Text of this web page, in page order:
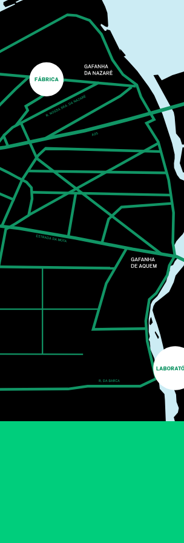
EM FAMÍLIA
repleto de cores, formas e texturas
à espera de serem descobertas. A partir
de exploração pelo jardim, recolhem-
naturais para pintar.
MAIS INFORMAÇÕES
25 SET 21:30
GAMEIRO &
NORTE
SOLIDÁRIO
ALUNOS
DE AVEIRO
são uma daquelas bandas que, mesmo
que não conhecemos, conhecemos.
ficaram nas nossas cabeças há muitos
nas salas, nos teatros e auditórios que se
verdadeira essência.